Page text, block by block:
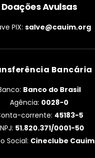
Doações Avulsas
PIX: salve@cauim.org
Bancária
Banco do Brasil
Agência: 0028-0
corrente: 45183-5
51.820.371/0001-50
Social: Cineclube Cauim